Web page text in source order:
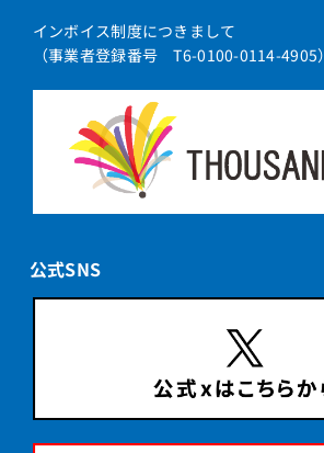
インボイス制度につきまして
（事業者登録番号 T6-0100-0114-4905）
公式SNS